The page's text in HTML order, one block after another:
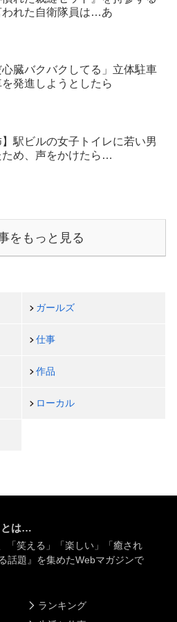
われた自衛隊員は…あ
心臓バクバクしてる」立体駐車
発進しようとしたら
】駅ビルの女子トイレに若い男
ため、声をかけたら…
をもっと見る
ガールズ
仕事
作品
ローカル
とは…
「笑える」「楽しい」「癒され
話題』を集めたWebマガジンで
ランキング